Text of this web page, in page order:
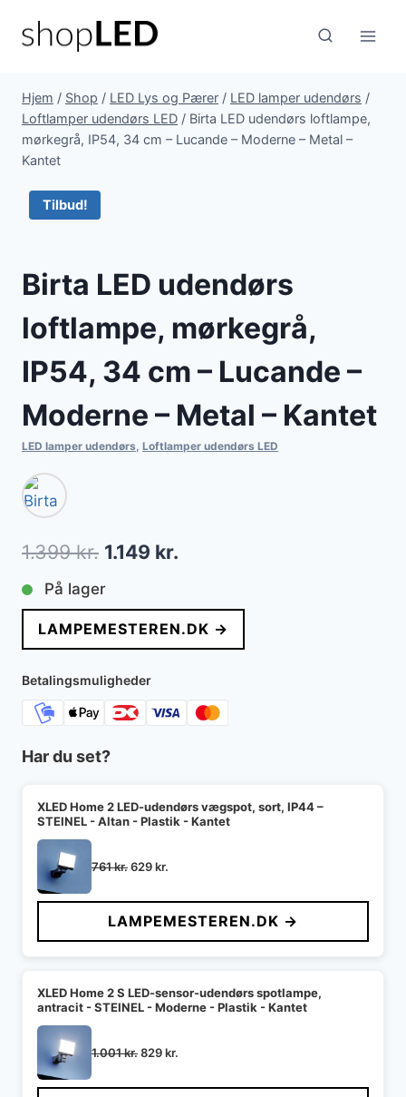
Hjem / Shop / LED Lys og Pærer / LED lamper udendørs /
Loftlamper udendørs LED / Birta LED udendørs loftlampe,
mørkegrå, IP54, 34 cm – Lucande – Moderne – Metal –
Kantet
Tilbud!
Birta LED udendørs
loftlampe, mørkegrå,
IP54, 34 cm – Lucande –
Moderne – Metal – Kantet
LED lamper udendørs, Loftlamper udendørs LED
1.399kr. Den
oprindelige
pris
var:
1.399 kr..
1.149 kr.
pris
er:
På lager
LAMPEMESTEREN.DK →
Betalingsmuligheder
Har du set?
XLED Home 2 LED-udendørs vægspot, sort, IP44 –
STEINEL - Altan - Plastik - Kantet
761kr.Den
pris
var:
761 kr..
629kr.
pris
er:
629 kr..
LAMPEMESTEREN.DK →
XLED Home 2 S LED-sensor-udendørs spotlampe,
antracit - STEINEL - Moderne - Plastik - Kantet
1.001kr.Den
pris
829kr.
pris